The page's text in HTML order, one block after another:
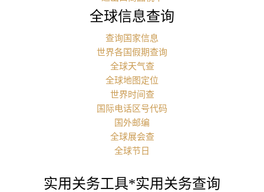
全球信息查询
查询国家信息
世界各国假期查询
全球天气查
全球地图定位
世界时间查
国际电话区号代码
国外邮编
全球展会查
全球节日
实用关务工具*实用关务查询